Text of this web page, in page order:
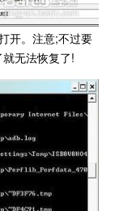
开。注意;不过要
无法恢复了!